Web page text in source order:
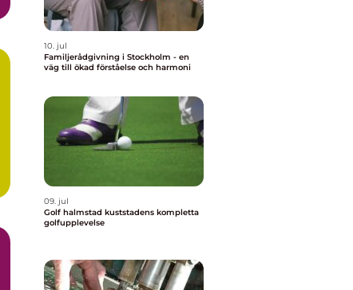
10. jul
Familjerådgivning i Stockholm - en
väg till ökad förståelse och harmoni
09. jul
Golf halmstad kuststadens kompletta
golfupplevelse